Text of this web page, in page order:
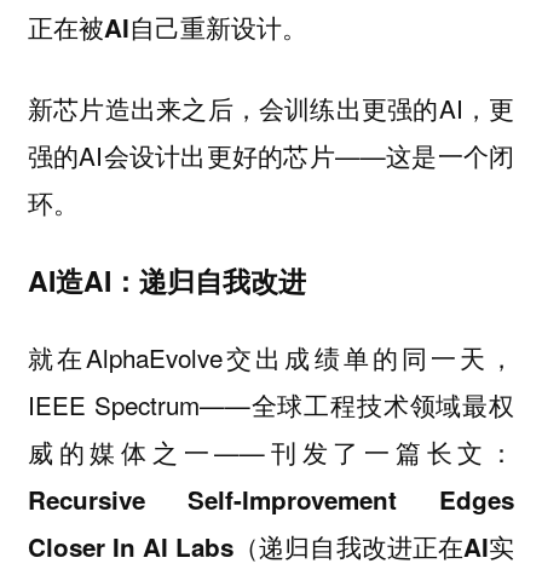
正在被AI自己重新设计。
新芯片造出来之后，会训练出更强的AI，更
强的AI会设计出更好的芯片——这是一个闭
环。
AI造AI：递归自我改进
就在AlphaEvolve交出成绩单的同一天，
IEEE Spectrum——全球工程技术领域最权
威的媒体之一——刊发了一篇长文：
Recursive Self-Improvement Edges
Closer In AI Labs（递归自我改进正在AI实